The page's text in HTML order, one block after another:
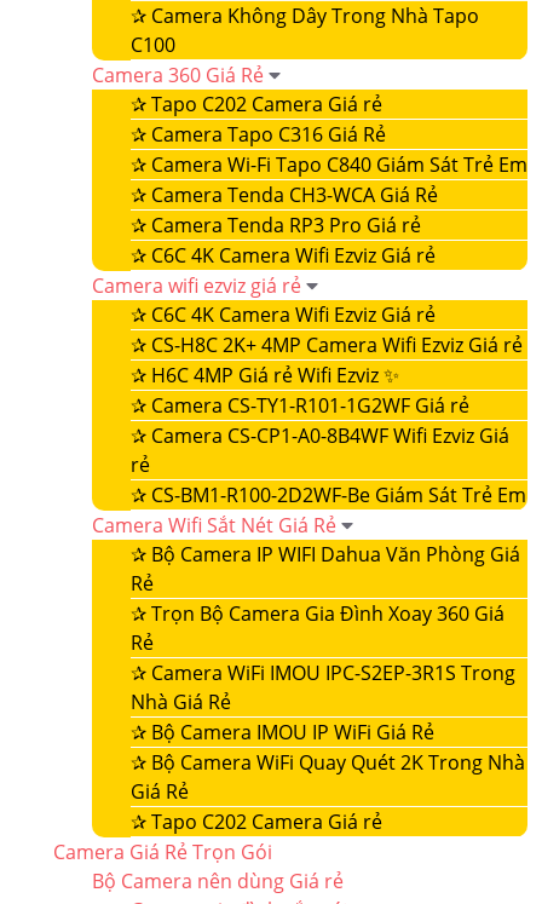
✰ Camera Không Dây Trong Nhà Tapo
C100
Camera 360 Giá Rẻ
✰Tapo C202 Camera Giá rẻ
✰ Camera Tapo C316 Giá Rẻ
✰ Camera Wi-Fi Tapo C840 Giám Sát Trẻ Em
✰ Camera Tenda CH3-WCA Giá Rẻ
✰ Camera Tenda RP3 Pro Giá rẻ
✰ C6C 4K Camera Wifi Ezviz Giá rẻ
Camera wifi ezviz giá rẻ
✰ C6C 4K Camera Wifi Ezviz Giá rẻ
✰ CS-H8C 2K+ 4MP Camera Wifi Ezviz Giá rẻ
✰ H6C 4MP Giá rẻ Wifi Ezviz ✨
✰ Camera CS-TY1-R101-1G2WF Giá rẻ
✰ Camera CS-CP1-A0-8B4WF Wifi Ezviz Giá
rẻ
✰ CS-BM1-R100-2D2WF-Be Giám Sát Trẻ Em
Camera Wifi Sắt Nét Giá Rẻ
✰ Bộ Camera IP WIFI Dahua Văn Phòng Giá
Rẻ
✰Trọn Bộ Camera Gia Đình Xoay 360 Giá
Rẻ
✰ Camera WiFi IMOU IPC-S2EP-3R1S Trong
Nhà Giá Rẻ
✰ Bộ Camera IMOU IP WiFi Giá Rẻ
✰ Bộ Camera WiFi Quay Quét 2K Trong Nhà
Giá Rẻ
✰Tapo C202 Camera Giá rẻ
Camera Giá Rẻ Trọn Gói
Bộ Camera nên dùng Giá rẻ